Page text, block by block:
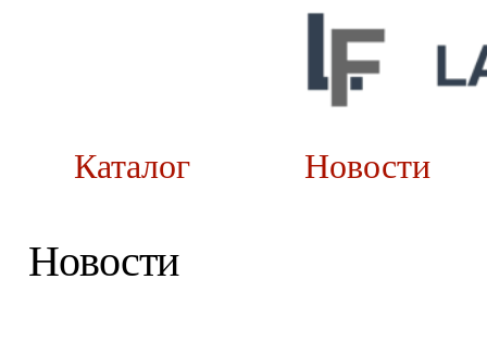
Каталог
Новости